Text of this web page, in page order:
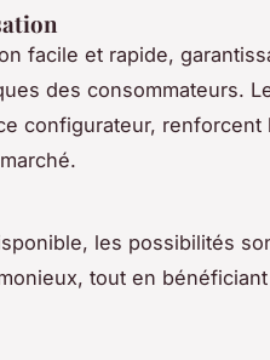
facile et rapide,
des consommateurs.
configurateur, renforcent
les possibilités
tout en